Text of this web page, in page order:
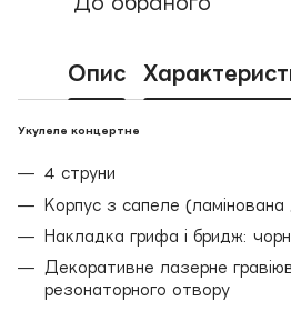
Опис
Укулеле концертне
4 струни
Корпус з сапеле (ламінована
Накладка грифа і бридж:
Декоративне лазерне
резонаторного отвору